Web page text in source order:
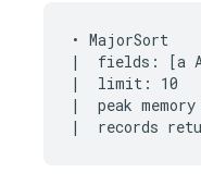
• MajorSort
|  fields: [a
|  limit: 10
|  peak